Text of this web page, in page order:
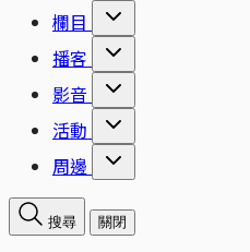
欄目
播客
影音
活動
周邊
搜尋 關閉